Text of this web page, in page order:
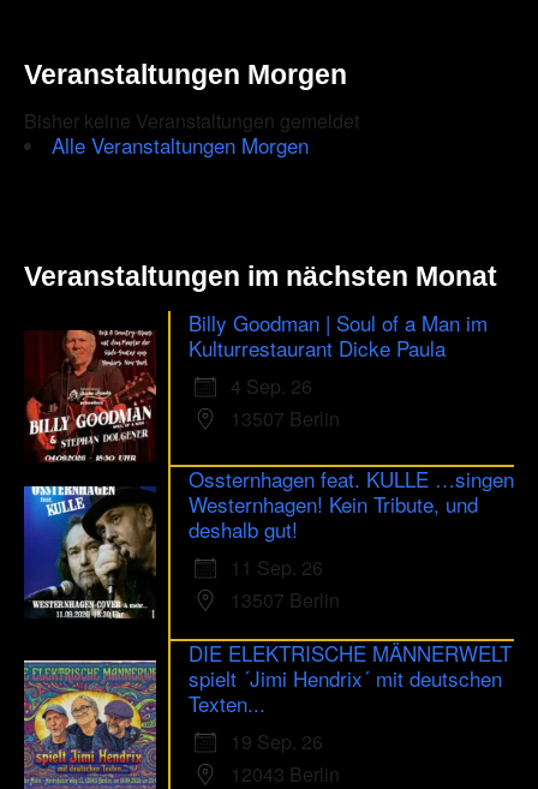
Veranstaltungen Morgen
Bisher keine Veranstaltungen gemeldet
Alle Veranstaltungen Morgen
Veranstaltungen im nächsten Monat
Billy Goodman | Soul of a Man im
Kulturrestaurant Dicke Paula
4 Sep. 26
13507 Berlin
Ossternhagen feat. KULLE …singen
Westernhagen! Kein Tribute, und
deshalb gut!
11 Sep. 26
13507 Berlin
DIE ELEKTRISCHE MÄNNERWELT
spielt ´Jimi Hendrix´ mit deutschen
Texten...
19 Sep. 26
12043 Berlin